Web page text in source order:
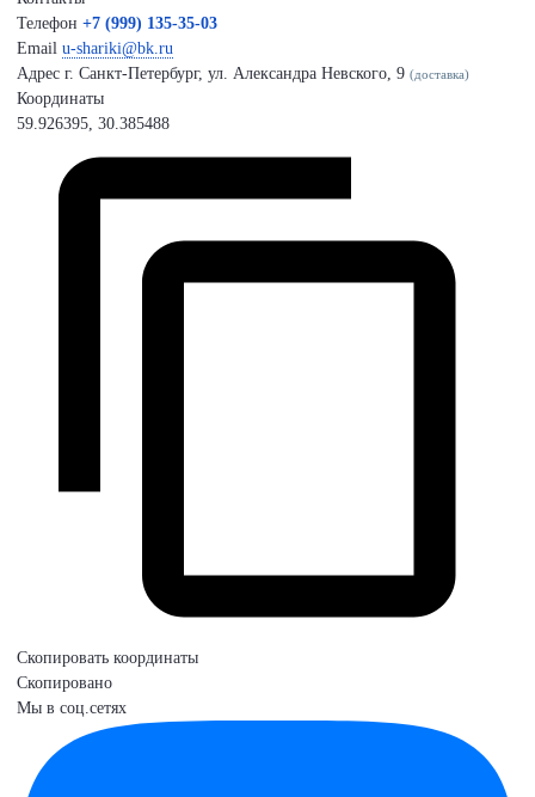
Телефон +7 (999) 135-35-03
Email u-shariki@bk.ru
Адрес г. Санкт-Петербург, ул. Александра Невского, 9 (доставка)
Координаты
59.926395, 30.385488
Скопировать координаты
Скопировано
Мы в соц.сетях